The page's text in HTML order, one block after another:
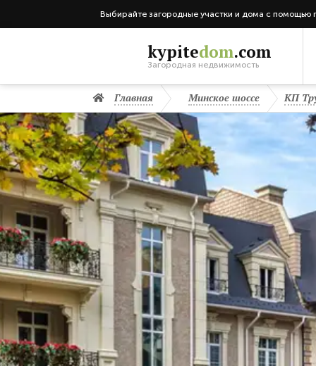
Выбирайте загородные участки и дома с помощью
kypitedom.com
Загородная недвижимость
Главная Минское шоссе КП